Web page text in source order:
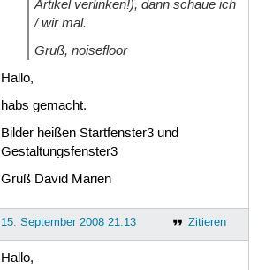
Artikel verlinken!), dann schaue ich
/ wir mal.
Gruß, noisefloor
Hallo,
habs gemacht.
Bilder heißen Startfenster3 und
Gestaltungsfenster3
Gruß David Marien
Zitieren
15. September 2008 21:13
Hallo,